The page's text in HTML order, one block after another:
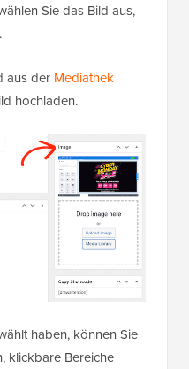
Sie das Bild aus,
aus der Mediathek
hochladen.
haben, können Sie
klickbare Bereiche